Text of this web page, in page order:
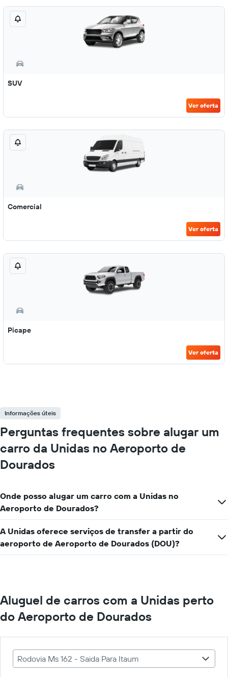
SUV
Ver oferta
Comercial
Ver oferta
Picape
Ver oferta
Informações úteis
Perguntas frequentes sobre alugar um
carro da Unidas no Aeroporto de
Dourados
Onde posso alugar um carro com a Unidas no
Aeroporto de Dourados?
A Unidas oferece serviços de transfer a partir do
aeroporto de Aeroporto de Dourados (DOU)?
Aluguel de carros com a Unidas perto
do Aeroporto de Dourados
Rodovia Ms 162 - Saida Para Itaum